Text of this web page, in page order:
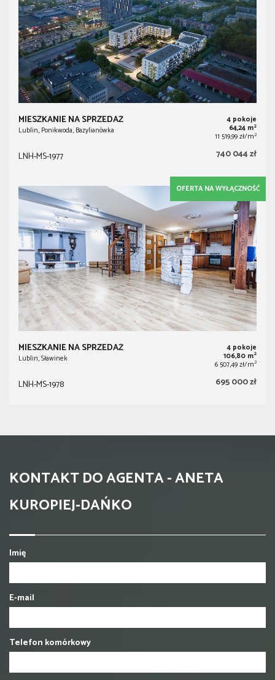
MIESZKANIE NA SPRZEDAŻ
Lublin, Ponikwoda, Bazylianówka
4 pokoje
64,24 m2
11 519,99 zł/m2
LNH-MS-1977 740 044 zł
OFERTA NA WYŁĄCZNOŚĆ
MIESZKANIE NA SPRZEDAŻ
Lublin, Sławinek
4 pokoje
106,80 m2
6 507,49 zł/m2
LNH-MS-1978 695 000 zł
KONTAKT DO AGENTA - ANETA
KUROPIEJ-DAŃKO
Imię
E-mail
Telefon komórkowy